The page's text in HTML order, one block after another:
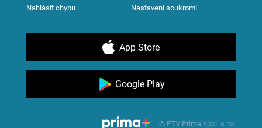
Nahlásit chybu Nastavení soukromí
App Store
Google Play
© FTV Prima spol. s r.o.